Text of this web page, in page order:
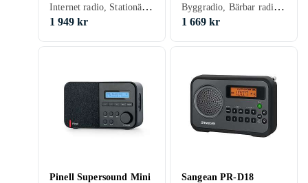
Internet radio, Stationär radio, FM, Internetströmning, DAB, DAB+, RDS-radio, USB
1 949 kr
laddare)
Byggradio, Bärbar radio, FM, AM, DAB, DAB+, Batteri, Nätström, Uppladdningsbart batteri, Display, Allvädersskydd (damm/fukttålig), Hörlursutgång, USB, Analog 3,5mm-ingång (Aux)
1 669 kr
Pinell Supersound Mini Sangean PR-D18